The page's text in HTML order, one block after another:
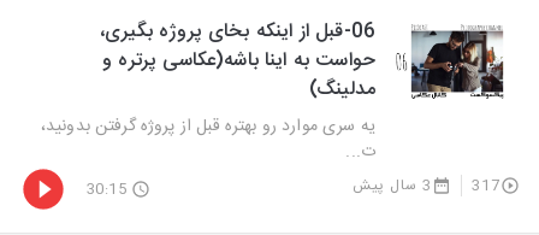
06-قبل از اینکه بخای پروژه بگیری،
حواست به اینا باشه(عکاسی پرتره و
مدلینگ)
یه سری موارد رو بهتره قبل از پروژه گرفتن بدونید،
ت...
317 3 سال پیش 30:15